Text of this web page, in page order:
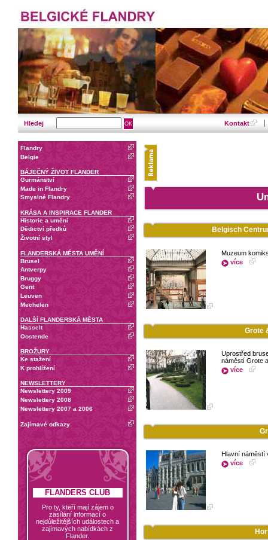
Hledej Kontakt
Flandry
Belgie
BÁJEČNÝ ŽIVOT FLANDER
Gurmánství
Made in Flandry
Smyslné Flandry
KRÁSA A INSPIRACE FLANDER
Historie a umění
Dědictví předků
Životní styl
FLANDERSKÁ MĚSTA UMĚNÍ
Brusel
Antverpy
Bruggy
Gent
Leuven
Mechelen
DALŠÍ FLANDERSKÁ MĚSTA
Hasselt
Oostende
BROŽURY
Ke stažení
K prohlížení
NEWSLETTERY
Newslettery 2009
Newslettery 2008
Newslettery 2007 a 2006
Zajímavé odkazy
FLANDERS CLUB
Pro ty, kteří mají zájem o
zasílání informací o
nejdůležitějších událostech a
zajímavých nabídkách z
Flander.
Belgisch
Muzeum
více
Grote
Uprostřed
náměstí Grote
více
Hlavní náměstí
více